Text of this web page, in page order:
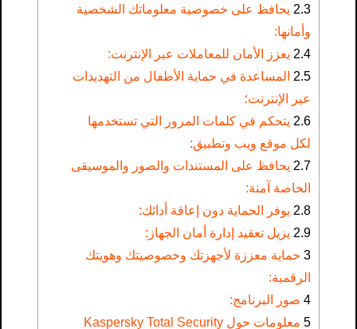
2.3 يحافظ على خصوصية معلوماتك الشخصية
وأمانها:
2.4 يعزز الأمان للمعاملات عبر الإنترنت:
2.5 المساعدة في حماية الأطفال من التهديدات
عبر الإنترنت؛
2.6 يتحكم في كلمات المرور التي تستخدمها
لكل موقع ويب وتطبيق:
2.7 يحافظ على المستندات والصور والموسيقى
الخاصة آمنة:
2.8 يوفر الحماية دون إعاقة أدائك:
2.9 يزيل تعقيد إدارة أمان الجهاز:
3 حماية معززة لأجهزتك وخصوصيتك وهويتك
الرقمية:
4 صور البرنامج:
5
معلومات حول Kaspersky Total Security